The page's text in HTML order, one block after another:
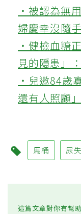
‧被認為無
婦慶幸沒隨
‧健檢血糖
見的隱患」
‧兒邀84歲
還有人照顧
馬桶 尿
這篇文章對你有幫